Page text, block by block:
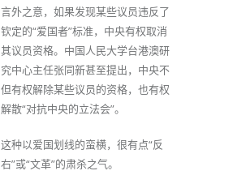
言外之意，如果发现某些议员违反了
钦定的“爱国者”标准，中央有权取消
其议员资格。中国人民大学台港澳研
究中心主任张同新甚至提出，中央不
但有权解除某些议员的资格，也有权
解散“对抗中央的立法会”。
这种以爱国划线的蛮横，很有点“反
右”或“文革”的肃杀之气。